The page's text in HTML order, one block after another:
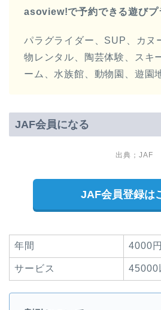
asoview!で予約できる遊びプ
パラグライダー、SUP、カヌ
物レンタル、陶芸体験、スキ
ーム、水族館、動物園、遊園
JAF会員になる
出典；JAF
JAF会員登録は
年間 4000円
サービス 45000